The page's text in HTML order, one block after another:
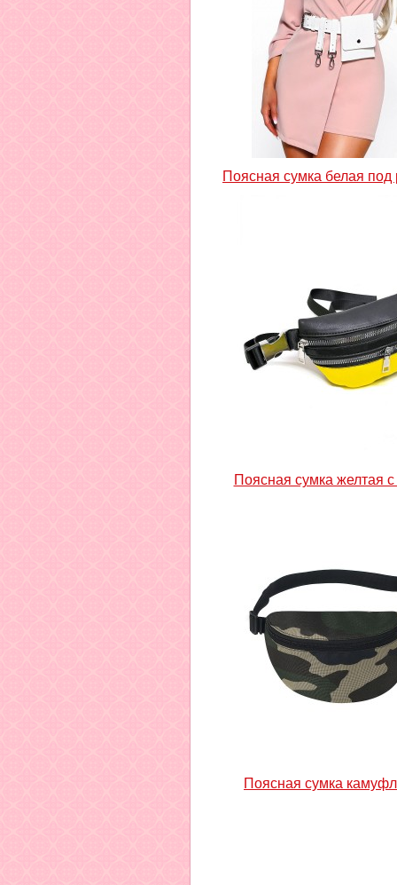
Поясная сумка белая под
Поясная сумка желтая
Поясная сумка